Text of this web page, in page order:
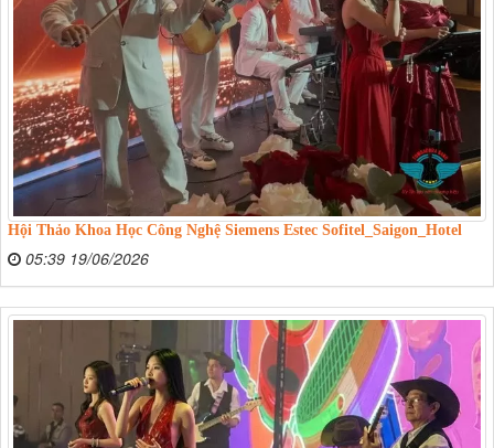
Hội Thảo Khoa Học Công Nghệ Siemens Estec Sofitel_Saigon_Hotel
05:39 19/06/2026